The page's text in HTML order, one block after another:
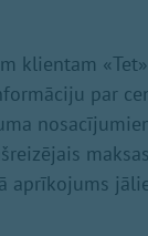
klientam
par
aprīkojums